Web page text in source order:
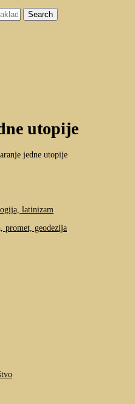
utopije
jedne utopije
latinizam
promet, geodezija